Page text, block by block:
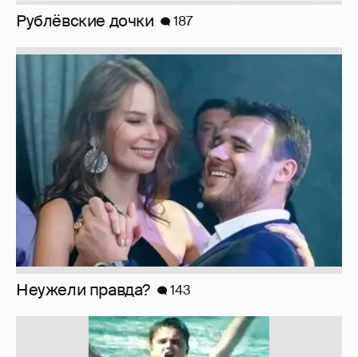
Рублёвские дочки 187
Неужели правда? 143